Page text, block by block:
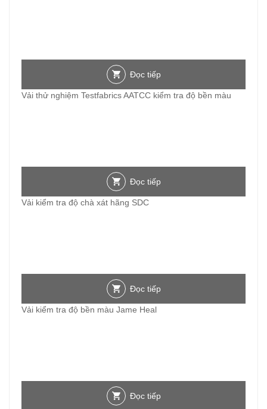
Đọc tiếp
Vải thử nghiệm Testfabrics AATCC kiểm tra độ bền màu
Đọc tiếp
Vải kiểm tra độ chà xát hãng SDC
Đọc tiếp
Vải kiểm tra độ bền màu Jame Heal
Đọc tiếp